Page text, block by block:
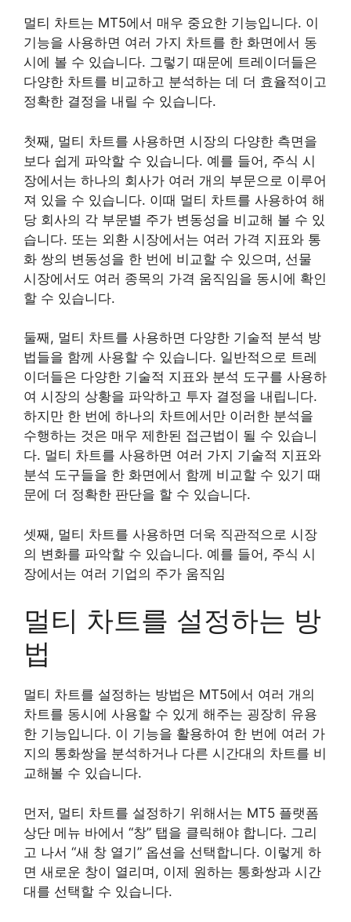
멀티 차트는 MT5에서 매우 중요한 기능입니다. 이
기능을 사용하면 여러 가지 차트를 한 화면에서 동
시에 볼 수 있습니다. 그렇기 때문에 트레이더들은
다양한 차트를 비교하고 분석하는 데 더 효율적이고
정확한 결정을 내릴 수 있습니다.
첫째, 멀티 차트를 사용하면 시장의 다양한 측면을
보다 쉽게 파악할 수 있습니다. 예를 들어, 주식 시
장에서는 하나의 회사가 여러 개의 부문으로 이루어
져 있을 수 있습니다. 이때 멀티 차트를 사용하여 해
당 회사의 각 부문별 주가 변동성을 비교해 볼 수 있
습니다. 또는 외환 시장에서는 여러 가격 지표와 통
화 쌍의 변동성을 한 번에 비교할 수 있으며, 선물
시장에서도 여러 종목의 가격 움직임을 동시에 확인
할 수 있습니다.
둘째, 멀티 차트를 사용하면 다양한 기술적 분석 방
법들을 함께 사용할 수 있습니다. 일반적으로 트레
이더들은 다양한 기술적 지표와 분석 도구를 사용하
여 시장의 상황을 파악하고 투자 결정을 내립니다.
하지만 한 번에 하나의 차트에서만 이러한 분석을
수행하는 것은 매우 제한된 접근법이 될 수 있습니
다. 멀티 차트를 사용하면 여러 가지 기술적 지표와
분석 도구들을 한 화면에서 함께 비교할 수 있기 때
문에 더 정확한 판단을 할 수 있습니다.
셋째, 멀티 차트를 사용하면 더욱 직관적으로 시장
의 변화를 파악할 수 있습니다. 예를 들어, 주식 시
장에서는 여러 기업의 주가 움직임
멀티 차트를 설정하는 방
법
멀티 차트를 설정하는 방법은 MT5에서 여러 개의
차트를 동시에 사용할 수 있게 해주는 굉장히 유용
한 기능입니다. 이 기능을 활용하여 한 번에 여러 가
지의 통화쌍을 분석하거나 다른 시간대의 차트를 비
교해볼 수 있습니다.
먼저, 멀티 차트를 설정하기 위해서는 MT5 플랫폼
상단 메뉴 바에서 “창” 탭을 클릭해야 합니다. 그리
고 나서 “새 창 열기” 옵션을 선택합니다. 이렇게 하
면 새로운 창이 열리며, 이제 원하는 통화쌍과 시간
대를 선택할 수 있습니다.